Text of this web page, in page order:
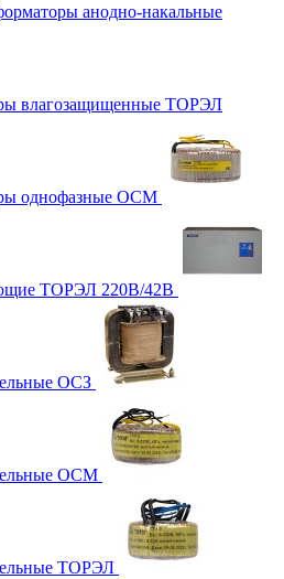
анодно-накальные
влагозащищенные ТОРЭЛ
однофазные ОСМ
ТОРЭЛ 220В/42В
ОСЗ
ОСМ
ТОРЭЛ